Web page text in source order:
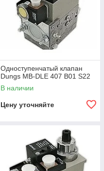
Одноступенчатый клапан
Dungs MB-DLE 407 B01 S22
В наличии
Цену уточняйте